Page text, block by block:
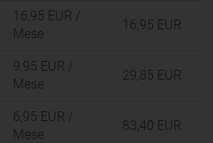
16,95 EUR /
Mese
16,95 EUR
9,95 EUR /
Mese
29,85 EUR
6,95 EUR /
Mese
83,40 EUR